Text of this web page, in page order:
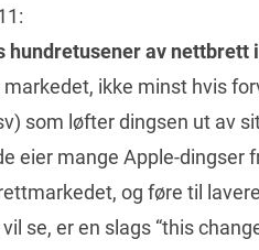
hundretusener av nettbrett
ikke minst hvis
som løfter dingsen ut av
eier mange Apple-dingser
og føre til
se, er en slags “this